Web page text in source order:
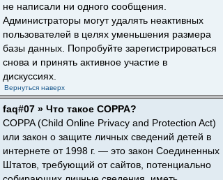
не написали ни одного сообщения.
Администраторы могут удалять неактивных
пользователей в целях уменьшения размера
базы данных. Попробуйте зарегистрироваться
снова и принять активное участие в
дискуссиях.
Вернуться наверх
faq#07 » Что такое COPPA?
COPPA (Child Online Privacy and Protection Act)
или закон о защите личных сведений детей в
интернете от 1998 г. — это закон Соединенных
Штатов, требующий от сайтов, потенциально